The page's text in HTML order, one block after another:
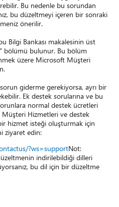
Bu nedenle bu sorundan
bu düzeltmeyi içeren bir sonraki
önerilir.
Bilgi Bankası makalesinin üst
bölümü bulunur. Bu bölüm
üzere Microsoft Müşteri
giderme gerekiyorsa, ayrı bir
Ek destek sorularına ve bu
normal destek ücretleri
Müşteri Hizmetleri ve destek
hizmet isteği oluşturmak için
ziyaret edin:
?ws=supportNot:
indirilebildiği dilleri
bu dil için bir düzeltme